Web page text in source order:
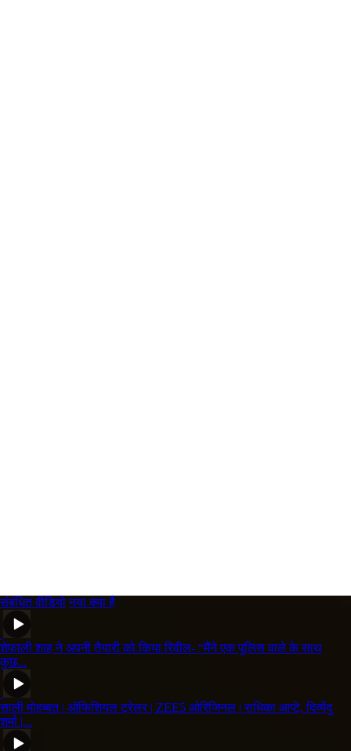
संबंधित वीडियो नया क्या है
शेफाली शाह ने अपनी तैयारी को किया रिवील- “मैंने एक पुलिस वाले के साथ
कुछ...
साली मोहब्बत | ऑफिशियल ट्रेलर | ZEE5 ओरिजिनल | राधिका आप्टे, दिव्येंदु
शर्मा |...